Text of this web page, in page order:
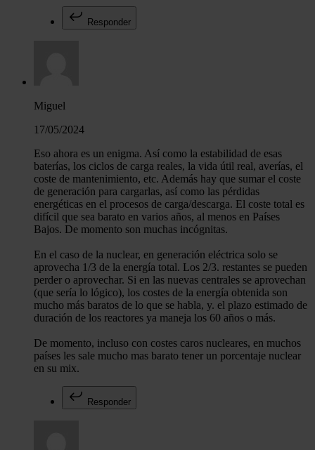
Responder
Miguel
17/05/2024
Eso ahora es un enigma. Así como la estabilidad de esas
baterías, los ciclos de carga reales, la vida útil real, averías, el
coste de mantenimiento, etc. Además hay que sumar el coste
de generación para cargarlas, así como las pérdidas
energéticas en el procesos de carga/descarga. El coste total es
difícil que sea barato en varios años, al menos en Países
Bajos. De momento son muchas incógnitas.
En el caso de la nuclear, en generación eléctrica solo se
aprovecha 1/3 de la energía total. Los 2/3. restantes se pueden
perder o aprovechar. Si en las nuevas centrales se aprovechan
(que sería lo lógico), los costes de la energía obtenida son
mucho más baratos de lo que se habla, y. el plazo estimado de
duración de los reactores ya maneja los 60 años o más.
De momento, incluso con costes caros nucleares, en muchos
países les sale mucho mas barato tener un porcentaje nuclear
en su mix.
Responder